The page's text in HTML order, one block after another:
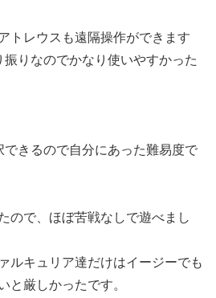
トレウスも遠隔操作ができます
りなのでかなり使いやすかった
きるので自分にあった難易度で
ので、ほぼ苦戦なしで遊べまし
ルキュリア達だけはイージーでも
と厳しかったです。